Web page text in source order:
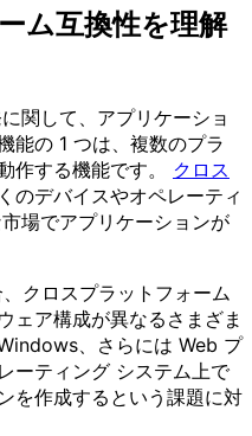
ム互換性を理解
関して、アプリケーショ
能の 1 つは、複数のプラ
作する機能です。 クロス
くのデバイスやオペレーティ
場でアプリケーションが
クロスプラットフォーム
ェア構成が異なるさまざま
、さらには Web プ
ーティング システム上で
を作成するという課題に対